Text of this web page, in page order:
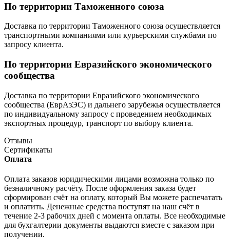
По территории Таможенного союза
Доставка по территории Таможенного союза осуществляется
транспортными компаниями или курьерскими службами по
запросу клиента.
По территории Евразийского экономического
сообщества
Доставка по территории Евразийского экономического
сообщества (ЕврАзЭС) и дальнего зарубежья осуществляется
по индивидуальному запросу с проведением необходимых
экспортных процедур, транспорт по выбору клиента.
Отзывы
Сертификаты
Оплата
Оплата заказов юридическими лицами возможна только по
безналичному расчёту. После оформления заказа будет
сформирован счёт на оплату, который Вы можете распечатать
и оплатить. Денежные средства поступят на наш счёт в
течение 2-3 рабочих дней с момента оплаты. Все необходимые
для бухгалтерии документы выдаются вместе с заказом при
получении.